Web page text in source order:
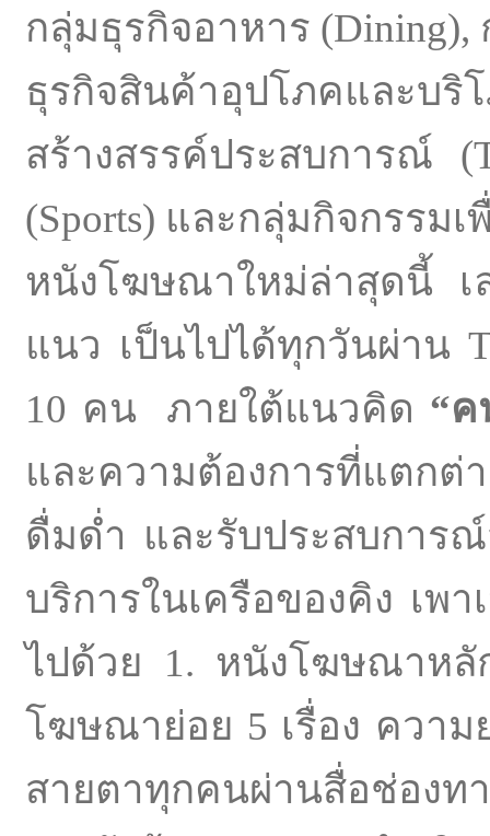
กลุ่มธุรกิจอาหาร (Dining),
ธุรกิจสินค้าอุปโภคและบริโ
สร้างสรรค์ประสบการณ์
(Sports) และกลุ่มกิจกรรมเ
หนังโฆษณาใหม่ล่าสุดนี้ เล่
แนว เป็นไปได้ทุกวันผ่าน
10 คน ภายใต้แนวคิด “ค
และความต้องการที่แต
ดื่มด่ำ และรับประสบการ
บริการในเครือของคิง เ
ไปด้วย 1. หนังโฆษณาห
โฆษณาย่อย 5 เรื่อง ความ
สายตาทุกคนผ่านสื่อช่องท